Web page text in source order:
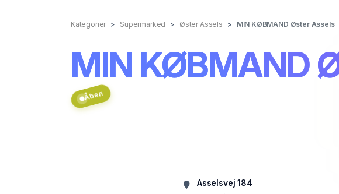
Kategorier Supermarked Øster Assels MIN KØBMAND Øster Assels
MIN KØBMAND
Åben
Asselsvej 184